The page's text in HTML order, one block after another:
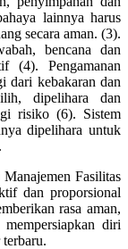
lainnya harus
secara aman. (3).
bencana dan
(4). Pengamanan
dari kebakaran dan
dipelihara dan
risiko (6). Sistem
dipelihara untuk
Fasilitas
dan proporsional
rasa aman,
diri